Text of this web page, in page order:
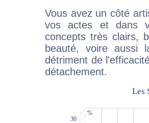
Vous avez un côté
vos actes et dans
concepts très clairs,
beauté, voire aussi
détriment de
détachement.